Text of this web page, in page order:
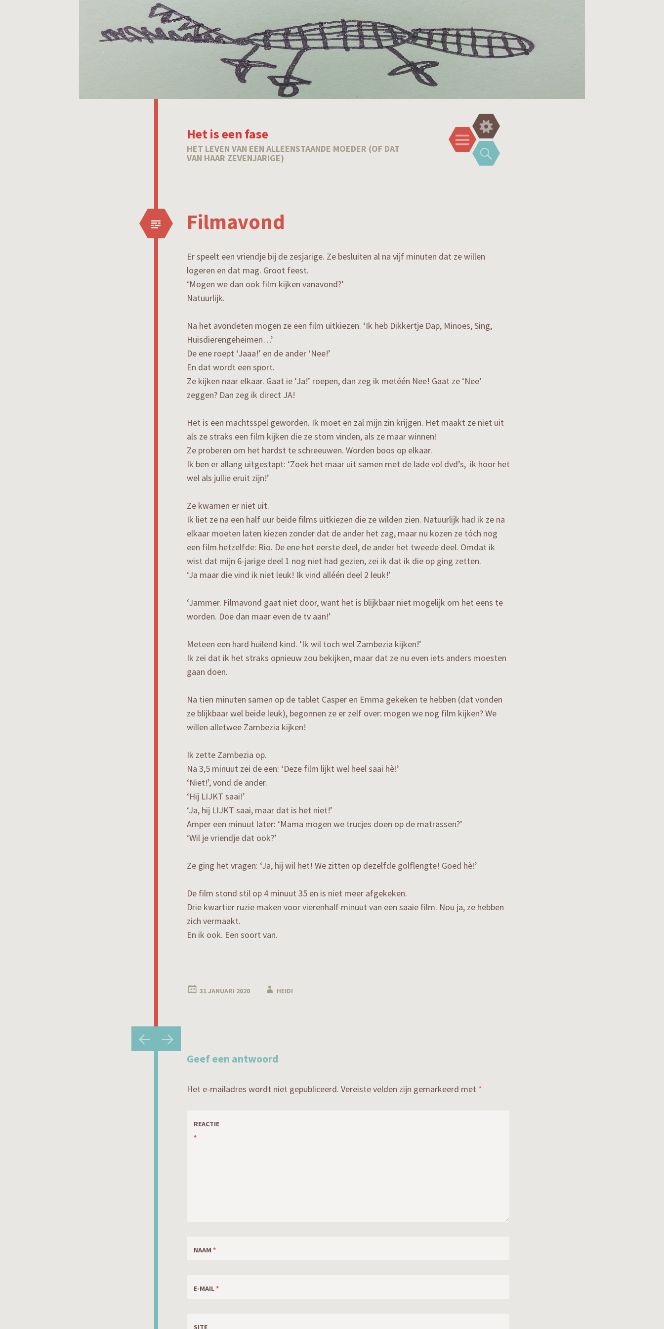
Het is een fase
HET LEVEN VAN EEN ALLEENSTAANDE MOEDER (OF DAT
VAN HAAR ZEVENJARIGE)
Menu
Widgets
Zoeken
Filmavond
Er speelt een vriendje bij de zesjarige. Ze besluiten al na vijf minuten dat ze willen
logeren en dat mag. Groot feest.
‘Mogen we dan ook film kijken vanavond?’
Natuurlijk.
Na het avondeten mogen ze een film uitkiezen. ‘Ik heb Dikkertje Dap, Minoes, Sing,
Huisdierengeheimen…’
De ene roept ‘Jaaa!’ en de ander ‘Nee!’
En dat wordt een sport.
Ze kijken naar elkaar. Gaat ie ‘Ja!’ roepen, dan zeg ik metéén Nee! Gaat ze ‘Nee’
zeggen? Dan zeg ik direct JA!
Het is een machtsspel geworden. Ik moet en zal mijn zin krijgen. Het maakt ze niet uit
als ze straks een film kijken die ze stom vinden, als ze maar winnen!
Ze proberen om het hardst te schreeuwen. Worden boos op elkaar.
Ik ben er allang uitgestapt: ‘Zoek het maar uit samen met de lade vol dvd’s, ik hoor het
wel als jullie eruit zijn!’
Ze kwamen er niet uit.
Ik liet ze na een half uur beide films uitkiezen die ze wilden zien. Natuurlijk had ik ze na
elkaar moeten laten kiezen zonder dat de ander het zag, maar nu kozen ze tóch nog
een film hetzelfde: Rio. De ene het eerste deel, de ander het tweede deel. Omdat ik
wist dat mijn 6-jarige deel 1 nog niet had gezien, zei ik dat ik die op ging zetten.
‘Ja maar die vind ik niet leuk! Ik vind alléén deel 2 leuk!’
‘Jammer. Filmavond gaat niet door, want het is blijkbaar niet mogelijk om het eens te
worden. Doe dan maar even de tv aan!’
Meteen een hard huilend kind. ‘Ik wil toch wel Zambezia kijken!’
Ik zei dat ik het straks opnieuw zou bekijken, maar dat ze nu even iets anders moesten
gaan doen.
Na tien minuten samen op de tablet Casper en Emma gekeken te hebben (dat vonden
ze blijkbaar wel beide leuk), begonnen ze er zelf over: mogen we nog film kijken? We
willen alletwee Zambezia kijken!
Ik zette Zambezia op.
Na 3,5 minuut zei de een: ‘Deze film lijkt wel heel saai hè!’
‘Niet!’, vond de ander.
‘Hij LIJKT saai!’
‘Ja, hij LIJKT saai, maar dat is het niet!’
Amper een minuut later: ‘Mama mogen we trucjes doen op de matrassen?’
‘Wil je vriendje dat ook?’
Ze ging het vragen: ‘Ja, hij wil het! We zitten op dezelfde golflengte! Goed hè!’
De film stond stil op 4 minuut 35 en is niet meer afgekeken.
Drie kwartier ruzie maken voor vierenhalf minuut van een saaie film. Nou ja, ze hebben
zich vermaakt.
En ik ook. Een soort van.
31 JANUARI 2020 HEIDI
Berichtnavigatie
Geef een antwoord
Het e-mailadres wordt niet gepubliceerd. Vereiste velden zijn gemarkeerd met *
REACTIE
*
NAAM *
E-MAIL*
SITE